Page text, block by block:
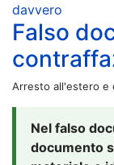
davvero
Falso
Arresto all'estero e
Nel falso
documento